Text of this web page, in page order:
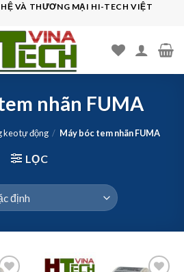
VÀ THƯƠNG MẠI HI-TECH VIỆT
nhãn FUMA
keo tự động / Máy bóc tem nhãn FUMA
LỌC